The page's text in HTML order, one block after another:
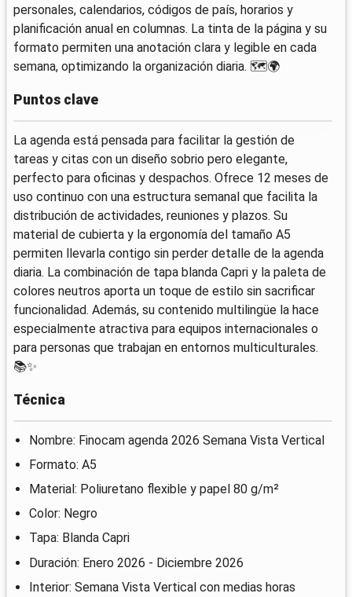
personales, calendarios, códigos de país, horarios y
planificación anual en columnas. La tinta de la página y su
formato permiten una anotación clara y legible en cada
semana, optimizando la organización diaria. 🗺️🌍
Puntos clave
La agenda está pensada para facilitar la gestión de
tareas y citas con un diseño sobrio pero elegante,
perfecto para oficinas y despachos. Ofrece 12 meses de
uso continuo con una estructura semanal que facilita la
distribución de actividades, reuniones y plazos. Su
material de cubierta y la ergonomía del tamaño A5
permiten llevarla contigo sin perder detalle de la agenda
diaria. La combinación de tapa blanda Capri y la paleta de
colores neutros aporta un toque de estilo sin sacrificar
funcionalidad. Además, su contenido multilingüe la hace
especialmente atractiva para equipos internacionales o
para personas que trabajan en entornos multiculturales.
📚✨
Técnica
Nombre: Finocam agenda 2026 Semana Vista Vertical
Formato: A5
Material: Poliuretano flexible y papel 80 g/m²
Color: Negro
Tapa: Blanda Capri
Duración: Enero 2026 - Diciembre 2026
Interior: Semana Vista Vertical con medias horas